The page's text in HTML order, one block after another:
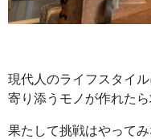
現代人のライフスタイル
寄り添うモノが作れた
果たして挑戦はやって